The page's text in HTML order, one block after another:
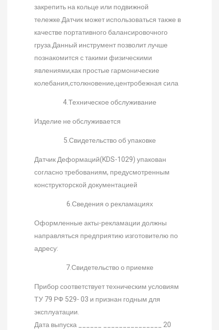
закрепить на кольце или подвижной
тележке.Датчик может использоваться также в
качестве портативного балансировочного
груза.Данный инструмент позволит лучше
познакомится с такими физическими
явлениями,как простые гармонические
колебания,столкновение,центробежная сила
4.Техническое обслуживание
Изделие не обслуживается
5.Свидетельство об упаковке
Датчик Деформаций(KDS-1029) упакован
согласно требованиям, предусмотренным
конструкторской документацией
6.Сведения о рекламациях
Оформленные акты-рекламации должны
направляться предприятию изготовителю по
адресу:
7.Свидетельство о приемке
Прибор соответствует техническим условиям
ТУ 79 РФ 529- 03 и признан годным для
эксплуатации.
Дата выпуска ______ _______________ 20